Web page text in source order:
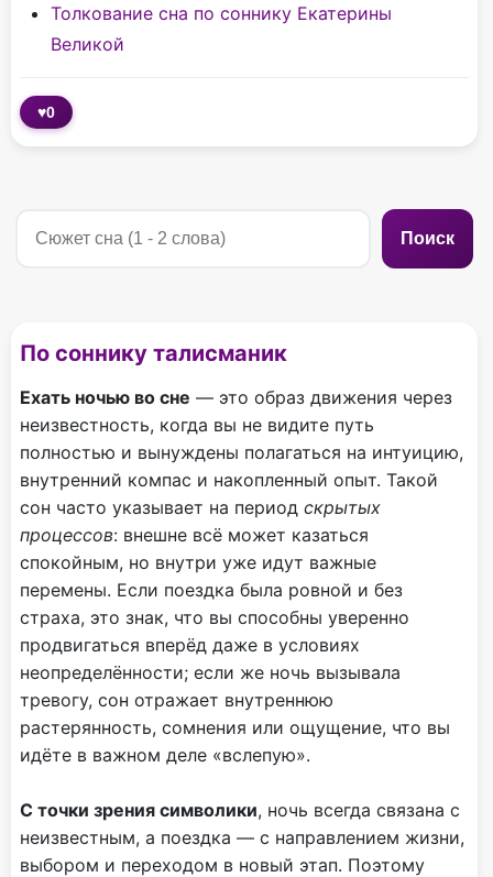
Толкование сна по соннику Екатерины
Великой
♥0
Поиск
По соннику талисманик
Ехать ночью во сне — это образ движения через
неизвестность, когда вы не видите путь
полностью и вынуждены полагаться на интуицию,
внутренний компас и накопленный опыт. Такой
сон часто указывает на период скрытых
процессов: внешне всё может казаться
спокойным, но внутри уже идут важные
перемены. Если поездка была ровной и без
страха, это знак, что вы способны уверенно
продвигаться вперёд даже в условиях
неопределённости; если же ночь вызывала
тревогу, сон отражает внутреннюю
растерянность, сомнения или ощущение, что вы
идёте в важном деле «вслепую».
С точки зрения символики, ночь всегда связана с
неизвестным, а поездка — с направлением жизни,
выбором и переходом в новый этап. Поэтому